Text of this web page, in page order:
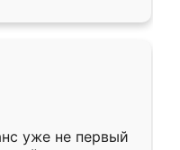
уже не первый